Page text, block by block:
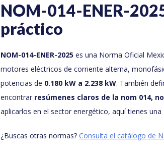
NOM-014-ENER-
práctico
NOM-014-ENER-2025 es una Norma Oficial
motores eléctricos de corriente alterna,
potencias de 0.180 kW a 2.238 kW. También
encontrar resúmenes claros de la nom 014,
aplicarlos en el sector energético, aquí tienes
¿Buscas otras normas? Consulta el catálogo de